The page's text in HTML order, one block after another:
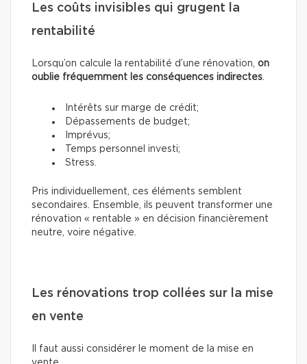
Les coûts invisibles qui grugent la
rentabilité
Lorsqu’on calcule la rentabilité d’une rénovation, on
oublie fréquemment les conséquences indirectes
Intérêts sur marge de crédit;
Dépassements de budget;
Imprévus;
Temps personnel investi;
Stress.
Pris individuellement, ces éléments semblent
secondaires. Ensemble, ils peuvent transformer une
rénovation « rentable » en décision financièrement
neutre, voire négative.
Les rénovations trop collées sur la mise
en vente
Il faut aussi considérer le moment de la mise en